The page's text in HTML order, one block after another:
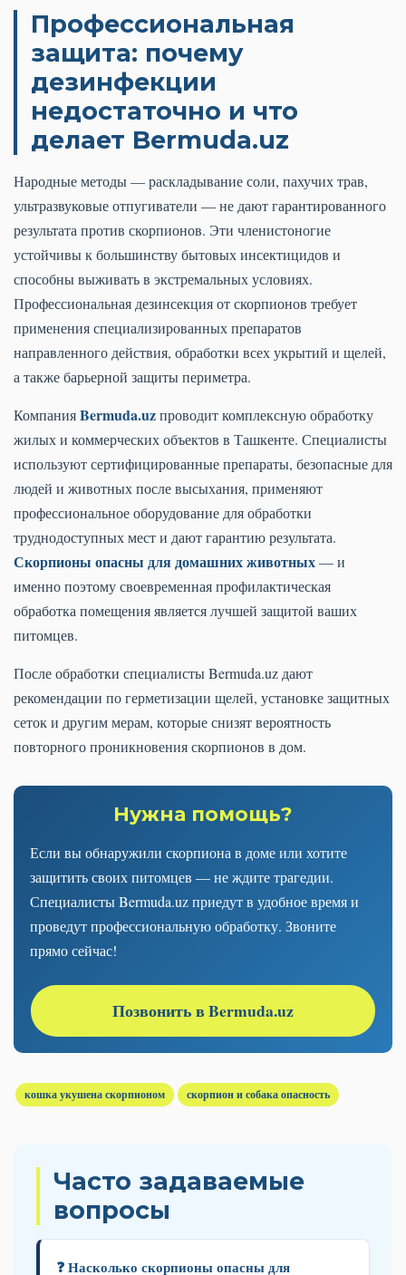
Профессиональная
защита: почему
дезинфекции
недостаточно и что
делает Bermuda.uz
Народные методы — раскладывание соли, пахучих трав,
ультразвуковые отпугиватели — не дают гарантированного
результата против скорпионов. Эти членистоногие
устойчивы к большинству бытовых инсектицидов и
способны выживать в экстремальных условиях.
Профессиональная дезинсекция от скорпионов требует
применения специализированных препаратов
направленного действия, обработки всех укрытий и щелей,
а также барьерной защиты периметра.
КомпанияBermuda.uzпроводит комплексную обработку
жилых и коммерческих объектов в Ташкенте. Специалисты
используют сертифицированные препараты, безопасные для
людей и животных после высыхания, применяют
профессиональное оборудование для обработки
труднодоступных мест и дают гарантию результата.
Скорпионы опасны для домашних животных— и
именно поэтому своевременная профилактическая
обработка помещения является лучшей защитой ваших
питомцев.
После обработки специалисты Bermuda.uz дают
рекомендации по герметизации щелей, установке защитных
сеток и другим мерам, которые снизят вероятность
повторного проникновения скорпионов в дом.
Нужна помощь?
Если вы обнаружили скорпиона в доме или хотите
защитить своих питомцев — не ждите трагедии.
Специалисты Bermuda.uz приедут в удобное время и
проведут профессиональную обработку. Звоните
прямо сейчас!
Позвонить в Bermuda.uz
кошка укушена скорпионом скорпион и собака опасность
Часто задаваемые
вопросы
❓ Насколько скорпионы опасны для